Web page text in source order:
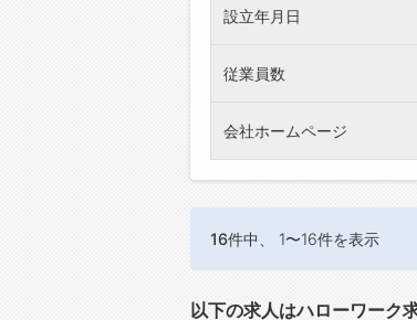
設立年月日
従業員数
会社ホームページ
16件中、 1〜16件を表示
以下の求人はハローワーク